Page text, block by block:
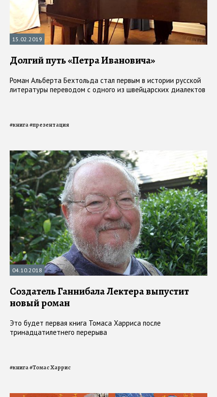
15.02.2019
Долгий путь «Петра Ивановича»
Роман Альберта Бехтольда стал первым в истории русской
литературы переводом с одного из швейцарских диалектов
#книга#презентация
04.10.2018
Создатель Ганнибала Лектера выпустит
новый роман
Это будет первая книга Томаса Харриса после
тринадцатилетнего перерыва
#книга#Томас Харрис